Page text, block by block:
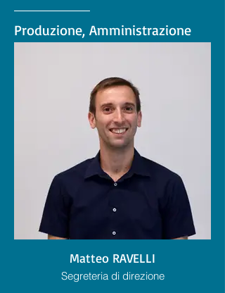
Produzione, Amministrazione
Matteo RAVELLI
Segreteria di direzione